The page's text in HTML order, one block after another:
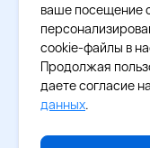
ваше посещение
cookie-файлы в
Продолжая
даете согласие на
данных.